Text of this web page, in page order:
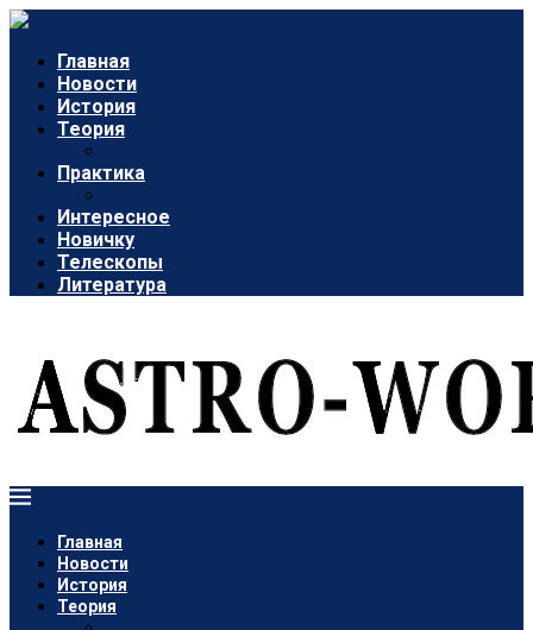
Главная
Новости
История
Теория
Практика
Интересное
Новичку
Телескопы
Литература
Главная
Новости
История
Теория